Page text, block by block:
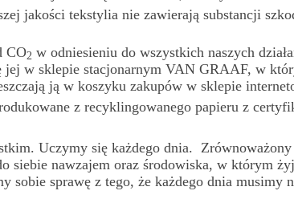
jakości tekstylia nie zawierają substancji
CO2 w odniesieniu do wszystkich naszych
jej w sklepie stacjonarnym VAN GRAAF, w
ją w koszyku zakupów w sklepie
z recyklingowanego papieru z
Uczymy się każdego dnia. Zrównoważony
siebie nawzajem oraz środowiska, w którym
sobie sprawę z tego, że każdego dnia musimy